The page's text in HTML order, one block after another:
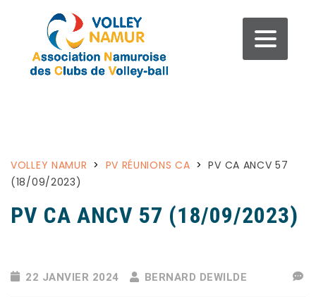
VOLLEY NAMUR > PV RÉUNIONS CA > PV CA ANCV 57
(18/09/2023)
PV CA ANCV 57 (18/09/2023)
22 JANVIER 2024 BERNARD DEWILDE